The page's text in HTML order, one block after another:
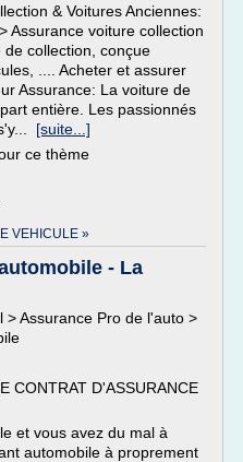
& Voitures Anciennes:
Assurance voiture collection
de collection, conçue
.... Acheter et assurer
Assurance: La voiture de
entière. Les passionnés
[suite...]
ce thème
VEHICULE »
- La
> Assurance Pro de l'auto >
CONTRAT D'ASSURANCE
et vous avez du mal à
automobile à proprement